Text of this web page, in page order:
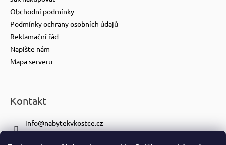
Obchodní podmínky
Podmínky ochrany osobních údajů
Reklamační řád
Napište nám
Mapa serveru
Kontakt
info@nabytekvkostce.cz